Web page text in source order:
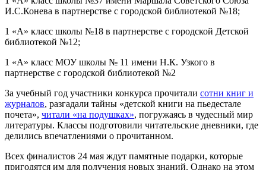
И.С.Конева в партнерстве с городской библиотекой №18;
1 «А» класс школы №18 в партнерстве с городской Детской
библиотекой №12;
1 «А» класс МОУ школы № 11 имени Н.К. Узкого в
партнерстве с городской библиотекой №2
За учебный год участники конкурса прочитали сотни книг и
журналов, разгадали тайны «детской книги на пьедестале
почета», читали «на подушках», погружаясь в чудесный мир
литературы. Классы подготовили читательские дневники, где
делились впечатлениями о прочитанном.
Всех финалистов 24 мая ждут памятные подарки, которые
пригодятся им для получения новых знаний. Однако на этом